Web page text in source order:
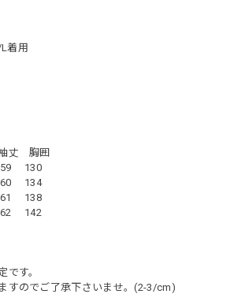
着用
】
胸囲
130
134
138
142
です。
すのでご了承下さいませ。(2-3/cm)